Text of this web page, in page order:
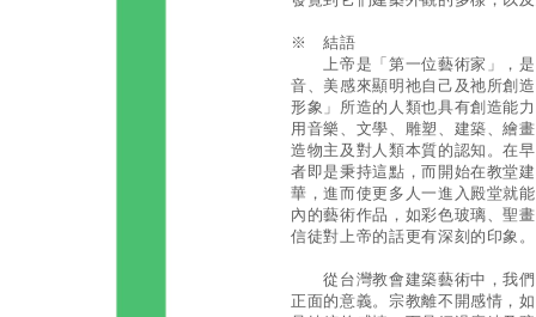
※ 結語
上帝是「第一位藝術家」，是
音、美感來顯明祂自己及祂所創
形象」所造的人類也具有創造能
用音樂、文學、雕塑、建築、繪
造物主及對人類本質的認知。在
者即是秉持這點，而開始在教堂
華，進而使更多人一進入殿堂就
內的藝術作品，如彩色玻璃、聖
信徒對上帝的話更有深刻的印象。
從台灣教會建築藝術中，我們
正面的意義。宗教離不開感情，